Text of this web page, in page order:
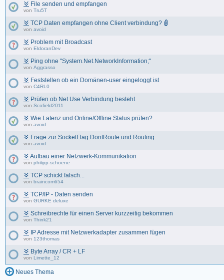
File senden und empfangen
von Tru5T
TCP Daten empfangen ohne Client verbindung?
von avoid
Problem mit Broadcast
von EldoranDev
Ping ohne "System.Net.NetworkInformation;"
von Aggrasso
Feststellen ob ein Domänen-user eingeloggt ist
von C4RL0
Prüfen ob Net Use Verbindung besteht
von Scofield2011
Wie Latenz und Online/Offline Status prüfen?
von avoid
Frage zur SocketFlag DontRoute und Routing
von avoid
Aufbau einer Netzwerk-Kommunikation
von philipp-schoene
TCP schickt falsch...
von braincom654
TCP/IP - Daten senden
von GURKE deluxe
Schreibrechte für einen Server kurzzeitig bekommen
von Think21
IP Adresse mit Netzwerkadapter zusammen fügen
von 123thomas
Byte Array / CR + LF
von Limette_12
Neues Thema